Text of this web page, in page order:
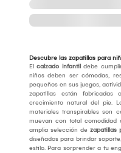
Descubre las zapatillas para
El calzado infantil debe
niños deben ser cómodas,
pequeños en sus juegos,
zapatillas están fabricadas
crecimiento natural del pie.
materiales transpirables son
muevan con total comodidad
amplia selección de zapatillas
diseñados para brindar
estilo. Para sorprender a tu